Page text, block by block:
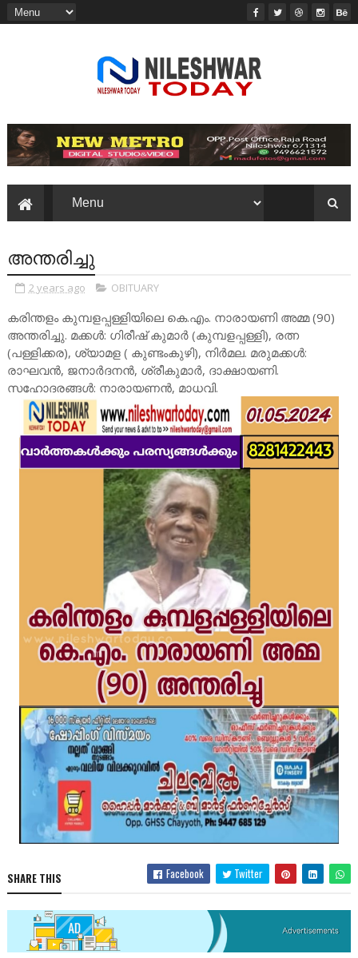
അന്തരിച്ചു
2 years ago OBITUARY
കരിന്തളം കുമ്പളപ്പള്ളിയിലെ കെ.എം. നാരായണി അമ്മ (90)
അന്തരിച്ചു. മക്കൾ: ഗിരീഷ് കുമാർ (കുമ്പളപ്പള്ളി), രത്ന
(പള്ളിക്കര), ശ്യാമള ( കുണ്ടംകുഴി), നിർമല. മരുമക്കൾ:
രാഘവൻ, ജനാർദനൻ, ശ്രീകുമാർ, ദാക്ഷായണി.
സഹോദരങ്ങൾ: നാരായണൻ, മാധവി.
SHARE THIS Facebook Twitter